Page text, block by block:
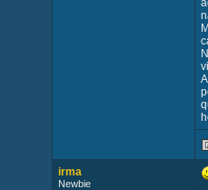
irma
Newbie